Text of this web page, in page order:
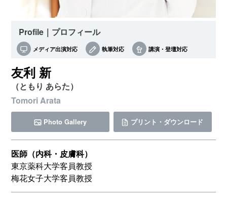
Profile｜プロフィール
メディア出演対応 執筆対応 講演・登壇対応
友利 新
（ともり あらた）
Tomori Arata
Photo Gallery プリント・ダウンロード
医師（内科・皮膚科）
東京薬科大学客員教授
梅花女子大学客員教授